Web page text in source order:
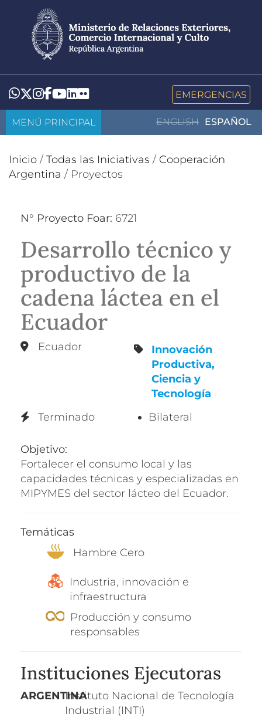
contenido
principal
Whatsapp
Twitter
Instagram
Facebook
YouTube
LinkedIn
Flickr EMERGENCIAS
ENGLISH ESPAÑOL
MENÚ PRINCIPAL
Inicio / Todas las Iniciativas / Cooperación
Argentina / Proyectos
N° Proyecto Foar: 6721
Desarrollo técnico y
productivo de la
cadena láctea en el
Ecuador
Ecuador
Innovación
Productiva,
Ciencia y
Tecnología
Terminado
Bilateral
Objetivo:
Fortalecer el consumo local y las
capacidades técnicas y especializadas en
MIPYMES del sector lácteo del Ecuador.
Temáticas
Hambre Cero
Industria, innovación e
infraestructura
Producción y consumo
responsables
Instituciones Ejecutoras
ARGENTINAInstituto Nacional de Tecnología
Industrial (INTI)